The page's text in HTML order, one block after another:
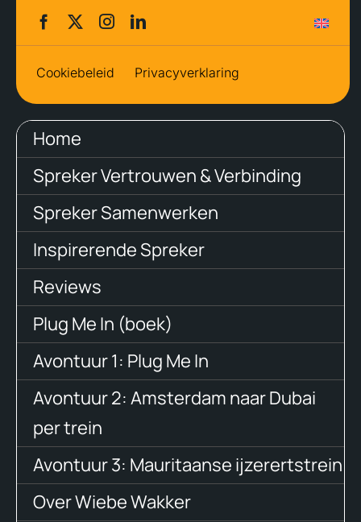
Cookiebeleid Privacyverklaring
Home
Spreker Vertrouwen & Verbinding
Spreker Samenwerken
Inspirerende Spreker
Reviews
Plug Me In (boek)
Avontuur 1: Plug Me In
Avontuur 2: Amsterdam naar Dubai
per trein
Avontuur 3: Mauritaanse ijzerertstrein
Over Wiebe Wakker